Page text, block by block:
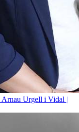
Arnau Urgell i Vidal |